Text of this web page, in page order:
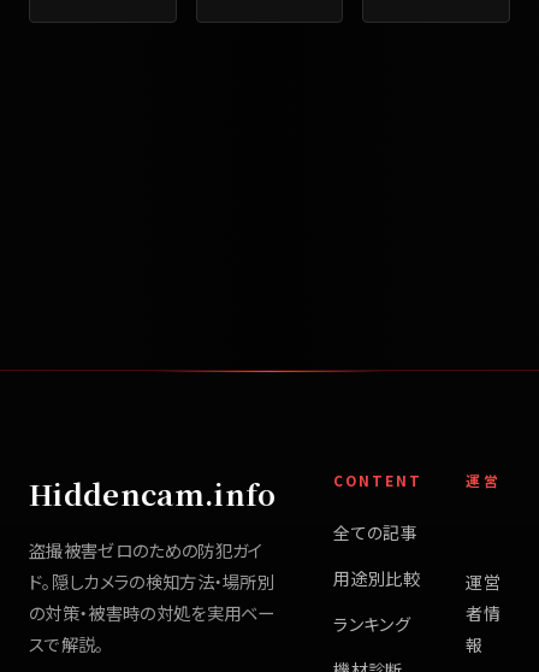
Hiddencam.info
盗撮被害ゼロのための防犯ガイ
ド。隠しカメラの検知方法・場所別
の対策・被害時の対処を実用ベー
スで解説。
CONTENT
全ての記事
用途別比較
ランキング
運営
運営
者情
報